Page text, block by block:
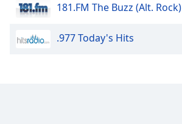
close
window.
181.FM The Buzz (Alt. Rock)
.977 Today's Hits